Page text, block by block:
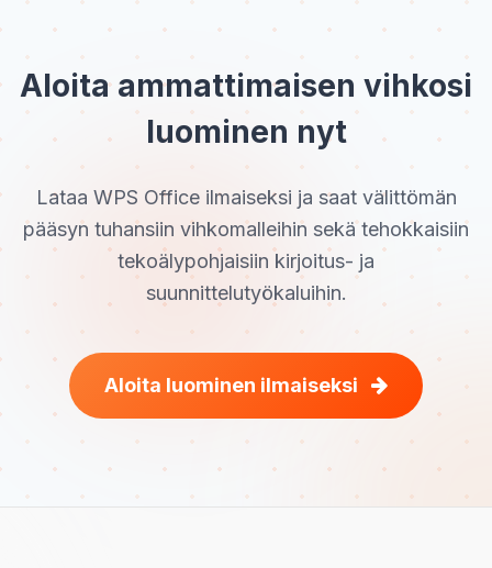
Aloita ammattimaisen vihkosi
luominen nyt
Lataa WPS Office ilmaiseksi ja saat välittömän
pääsyn tuhansiin vihkomalleihin sekä tehokkaisiin
tekoälypohjaisiin kirjoitus- ja
suunnittelutyökaluihin.
Aloita luominen ilmaiseksi